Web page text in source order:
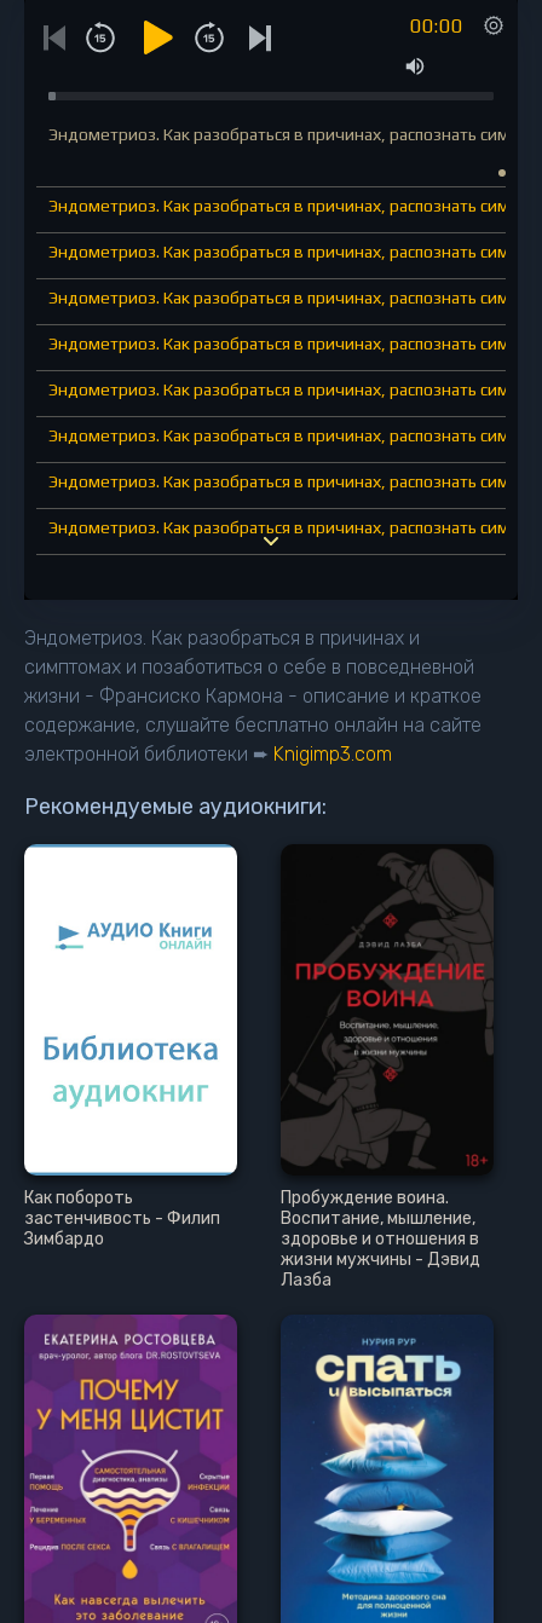
00:00
Эндометриоз. Как разобраться в причинах, распознать
Эндометриоз. Как разобраться в причинах, распознать
Эндометриоз. Как разобраться в причинах, распознать
Эндометриоз. Как разобраться в причинах, распознать
Эндометриоз. Как разобраться в причинах, распознать
Эндометриоз. Как разобраться в причинах, распознать
Эндометриоз. Как разобраться в причинах, распознать
Эндометриоз. Как разобраться в причинах, распознать
Эндометриоз. Как разобраться в причинах, распознать
Эндометриоз. Как разобраться в причинах и
симптомах и позаботиться о себе в повседневной
жизни - Франсиско Кармона - описание и краткое
содержание, слушайте бесплатно онлайн на сайте
электронной библиотеки ➨ Knigimp3.com
Рекомендуемые аудиокниги:
Как побороть
застенчивость - Филип
Зимбардо
Пробуждение воина.
Воспитание, мышление,
здоровье и отношения в
жизни мужчины - Дэвид
Лазба